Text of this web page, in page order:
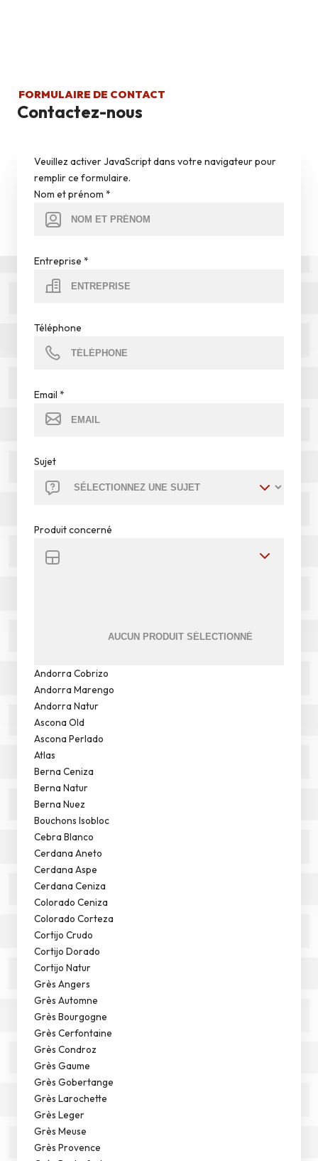
FORMULAIRE DE CONTACT
Contactez-nous
Veuillez activer JavaScript dans votre navigateur pour
remplir ce formulaire.
Nom et prénom *
Entreprise *
Téléphone
Email *
Sujet
Produit concerné
Andorra Cobrizo
Andorra Marengo
Andorra Natur
Ascona Old
Ascona Perlado
Atlas
Berna Ceniza
Berna Natur
Berna Nuez
Bouchons Isobloc
Cebra Blanco
Cerdana Aneto
Cerdana Aspe
Cerdana Ceniza
Colorado Ceniza
Colorado Corteza
Cortijo Crudo
Cortijo Dorado
Cortijo Natur
Grès Angers
Grès Automne
Grès Bourgogne
Grès Cerfontaine
Grès Condroz
Grès Gaume
Grès Gobertange
Grès Larochette
Grès Leger
Grès Meuse
Grès Provence